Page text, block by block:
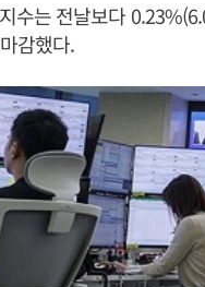
수는 전날보다
감했다.